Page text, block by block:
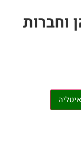
וחברות